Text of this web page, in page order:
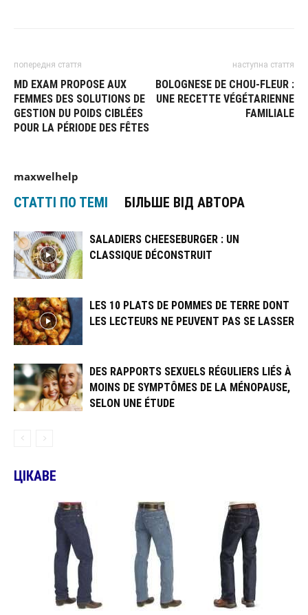
попередня стаття
MD EXAM PROPOSE AUX
FEMMES DES SOLUTIONS DE
GESTION DU POIDS CIBLÉES
POUR LA PÉRIODE DES FÊTES
наступна стаття
BOLOGNESE DE CHOU-FLEUR :
UNE RECETTE VÉGÉTARIENNE
FAMILIALE
maxwelhelp
СТАТТІ ПО ТЕМІ БІЛЬШЕ ВІД АВТОРА
SALADIERS CHEESEBURGER : UN
CLASSIQUE DÉCONSTRUIT
LES 10 PLATS DE POMMES DE TERRE DONT
LES LECTEURS NE PEUVENT PAS SE LASSER
DES RAPPORTS SEXUELS RÉGULIERS LIÉS À
MOINS DE SYMPTÔMES DE LA MÉNOPAUSE,
SELON UNE ÉTUDE
ЦІКАВЕ